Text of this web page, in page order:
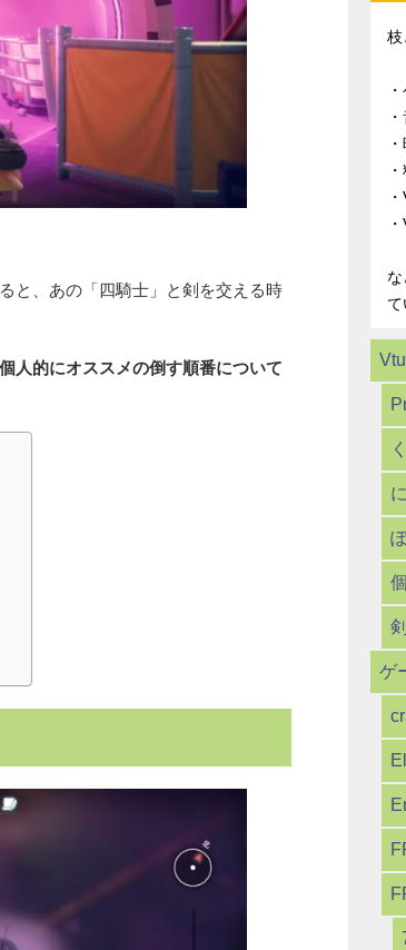
と、あの「四騎士」と剣を交える時
人的にオススメの倒す順番について
枝
て
ゲ